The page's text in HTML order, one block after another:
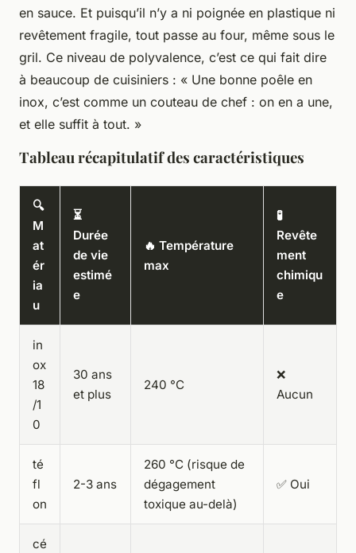
en sauce. Et puisqu’il n’y a ni poignée en plastique ni
revêtement fragile, tout passe au four, même sous le
gril. Ce niveau de polyvalence, c’est ce qui fait dire
à beaucoup de cuisiniers : « Une bonne poêle en
inox, c’est comme un couteau de chef : on en a une,
et elle suffit à tout. »
Tableau récapitulatif des caractéristiques
🔍
M
at
ér
ia
u
⏳
Durée
de vie
estimé
e
🔥 Température
max
🧪
Revête
ment
chimiqu
e
in
ox
18
/1
0
30 ans
et plus
240 °C
❌
Aucun
té
fl
on
2-3 ans
260 °C (risque de
dégagement
toxique au-delà)
✅ Oui
cé